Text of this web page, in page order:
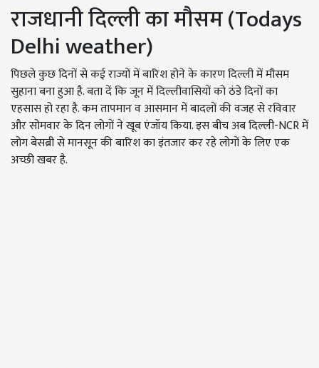
राजधानी दिल्ली का मौसम (Todays
Delhi weather)
पिछले कुछ दिनों से कई राज्यों में बारिश होने के कारण दिल्ली में मौसम
सुहाना बना हुआ है. बता दें कि जून में दिल्लीवासियों को ठंडे दिनों का
एहसास हो रहा है. कम तापमान व आसमान में बादलों की वजह से रविवार
और सोमवार के दिन लोगों ने खूब एंजॉय किया. इस बीच अब दिल्ली-NCR में
लोग बेसब्री से मानसून की बारिश का इंतजार कर रहे लोगों के लिए एक
अच्छी खबर है.